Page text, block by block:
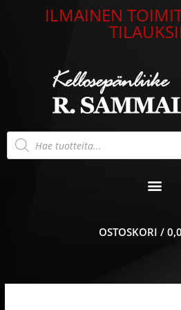
ILMAINEN
Products
search